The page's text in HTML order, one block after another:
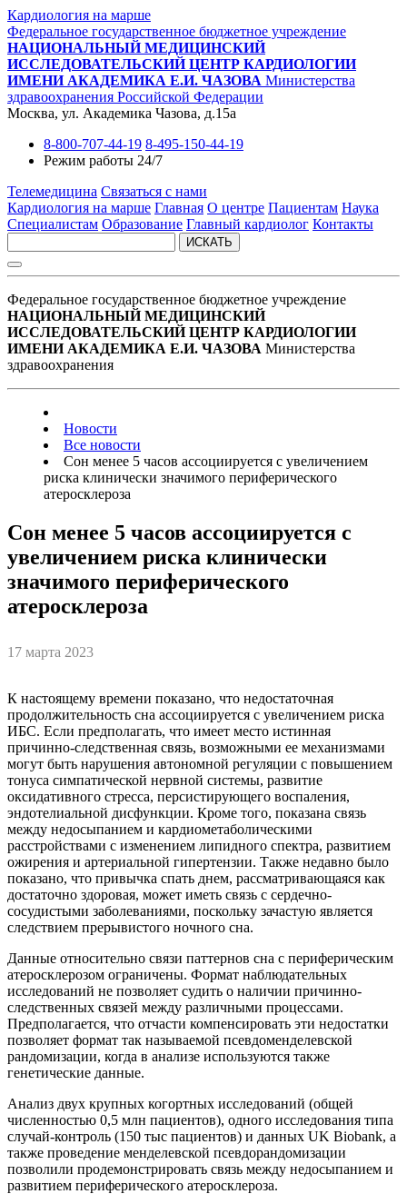
Кардиология на марше
Федеральное государственное бюджетное учреждение
НАЦИОНАЛЬНЫЙ МЕДИЦИНСКИЙ
ИССЛЕДОВАТЕЛЬСКИЙ ЦЕНТР КАРДИОЛОГИИ
ИМЕНИ АКАДЕМИКА Е.И. ЧАЗОВА Министерства
здравоохранения Российской Федерации
Москва, ул. Академика Чазова, д.15а
8-800-707-44-19 8-495-150-44-19
Режим работы 24/7
Телемедицина Связаться с нами
Кардиология на марше Главная О центре Пациентам Наука
Специалистам Образование Главный кардиолог Контакты
ИСКАТЬ
Федеральное государственное бюджетное учреждение
НАЦИОНАЛЬНЫЙ МЕДИЦИНСКИЙ
ИССЛЕДОВАТЕЛЬСКИЙ ЦЕНТР КАРДИОЛОГИИ
ИМЕНИ АКАДЕМИКА Е.И. ЧАЗОВА Министерства
здравоохранения
Новости
Все новости
Сон менее 5 часов ассоциируется с увеличением
риска клинически значимого периферического
атеросклероза
Сон менее 5 часов ассоциируется с
увеличением риска клинически
значимого периферического
атеросклероза
17 марта 2023
К настоящему времени показано, что недостаточная
продолжительность сна ассоциируется с увеличением риска
ИБС. Если предполагать, что имеет место истинная
причинно-следственная связь, возможными ее механизмами
могут быть нарушения автономной регуляции с повышением
тонуса симпатической нервной системы, развитие
оксидативного стресса, персистирующего воспаления,
эндотелиальной дисфункции. Кроме того, показана связь
между недосыпанием и кардиометаболическими
расстройствами с изменением липидного спектра, развитием
ожирения и артериальной гипертензии. Также недавно было
показано, что привычка спать днем, рассматривающаяся как
достаточно здоровая, может иметь связь с сердечно-
сосудистыми заболеваниями, поскольку зачастую является
следствием прерывистого ночного сна.
Данные относительно связи паттернов сна с периферическим
атеросклерозом ограничены. Формат наблюдательных
исследований не позволяет судить о наличии причинно-
следственных связей между различными процессами.
Предполагается, что отчасти компенсировать эти недостатки
позволяет формат так называемой псевдоменделевской
рандомизации, когда в анализе используются также
генетические данные.
Анализ двух крупных когортных исследований (общей
численностью 0,5 млн пациентов), одного исследования типа
случай-контроль (150 тыс пациентов) и данных UK Biobank, а
также проведение менделевской псевдорандомизации
позволили продемонстрировать связь между недосыпанием и
развитием периферического атеросклероза.